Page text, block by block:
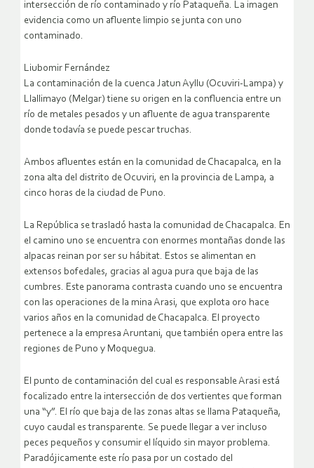
intersección de río contaminado y río Pataqueña. La imagen
evidencia como un afluente limpio se junta con uno
contaminado.
Liubomir Fernández
La contaminación de la cuenca Jatun Ayllu (Ocuviri-Lampa) y
Llallimayo (Melgar) tiene su origen en la confluencia entre un
río de metales pesados y un afluente de agua transparente
donde todavía se puede pescar truchas.
Ambos afluentes están en la comunidad de Chacapalca, en la
zona alta del distrito de Ocuviri, en la provincia de Lampa, a
cinco horas de la ciudad de Puno.
La República se trasladó hasta la comunidad de Chacapalca. En
el camino uno se encuentra con enormes montañas donde las
alpacas reinan por ser su hábitat. Estos se alimentan en
extensos bofedales, gracias al agua pura que baja de las
cumbres. Este panorama contrasta cuando uno se encuentra
con las operaciones de la mina Arasi, que explota oro hace
varios años en la comunidad de Chacapalca. El proyecto
pertenece a la empresa Aruntani, que también opera entre las
regiones de Puno y Moquegua.
El punto de contaminación del cual es responsable Arasi está
focalizado entre la intersección de dos vertientes que forman
una “y”. El río que baja de las zonas altas se llama Pataqueña,
cuyo caudal es transparente. Se puede llegar a ver incluso
peces pequeños y consumir el líquido sin mayor problema.
Paradójicamente este río pasa por un costado del